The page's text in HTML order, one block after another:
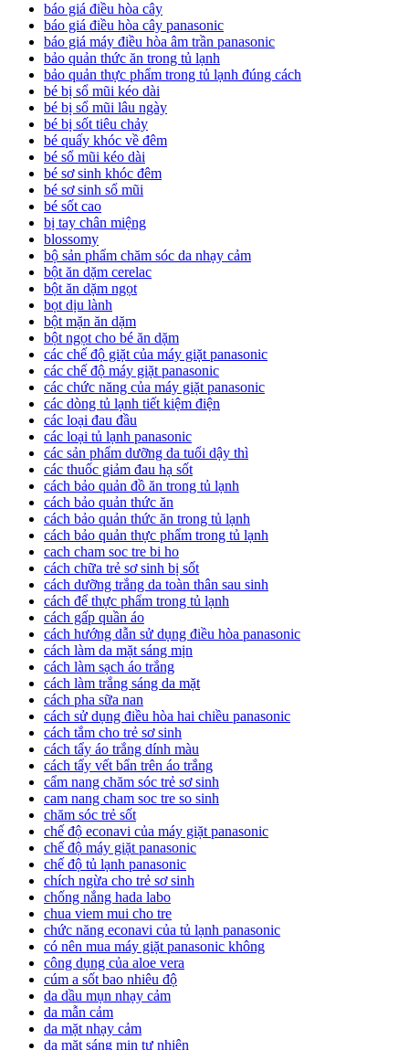
báo giá điều hòa cây
báo giá điều hòa cây panasonic
báo giá máy điều hòa âm trần panasonic
bảo quản thức ăn trong tủ lạnh
bảo quản thực phẩm trong tủ lạnh đúng cách
bé bị sổ mũi kéo dài
bé bị sổ mũi lâu ngày
bé bị sốt tiêu chảy
bé quấy khóc về đêm
bé sổ mũi kéo dài
bé sơ sinh khóc đêm
bé sơ sinh sổ mũi
bé sốt cao
bị tay chân miệng
blossomy
bộ sản phẩm chăm sóc da nhạy cảm
bột ăn dặm cerelac
bột ăn dặm ngọt
bọt dịu lành
bột mặn ăn dặm
bột ngọt cho bé ăn dặm
các chế độ giặt của máy giặt panasonic
các chế độ máy giặt panasonic
các chức năng của máy giặt panasonic
các dòng tủ lạnh tiết kiệm điện
các loại đau đầu
các loại tủ lạnh panasonic
các sản phẩm dưỡng da tuổi dậy thì
các thuốc giảm đau hạ sốt
cách bảo quản đồ ăn trong tủ lạnh
cách bảo quản thức ăn
cách bảo quản thức ăn trong tủ lạnh
cách bảo quản thực phẩm trong tủ lạnh
cach cham soc tre bi ho
cách chữa trẻ sơ sinh bị sốt
cách dưỡng trắng da toàn thân sau sinh
cách để thực phẩm trong tủ lạnh
cách gấp quần áo
cách hướng dẫn sử dụng điều hòa panasonic
cách làm da mặt sáng mịn
cách làm sạch áo trắng
cách làm trắng sáng da mặt
cách pha sữa nan
cách sử dụng điều hòa hai chiều panasonic
cách tắm cho trẻ sơ sinh
cách tẩy áo trắng dính màu
cách tẩy vết bẩn trên áo trắng
cẩm nang chăm sóc trẻ sơ sinh
cam nang cham soc tre so sinh
chăm sóc trẻ sốt
chế độ econavi của máy giặt panasonic
chế độ máy giặt panasonic
chế độ tủ lạnh panasonic
chích ngừa cho trẻ sơ sinh
chống nắng hada labo
chua viem mui cho tre
chức năng econavi của tủ lạnh panasonic
có nên mua máy giặt panasonic không
công dụng của aloe vera
cúm a sốt bao nhiêu độ
da dầu mụn nhạy cảm
da mẫn cảm
da mặt nhạy cảm
da mặt sáng mịn tự nhiên